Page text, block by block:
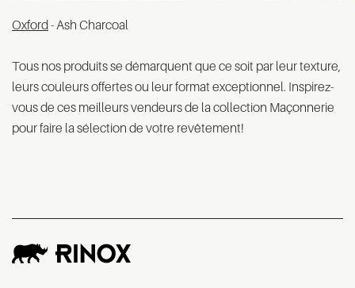
Oxford - Ash Charcoal
Tous nos produits se démarquent que ce soit par leur texture,
leurs couleurs offertes ou leur format exceptionnel. Inspirez-
vous de ces meilleurs vendeurs de la collection Maçonnerie
pour faire la sélection de votre revêtement!